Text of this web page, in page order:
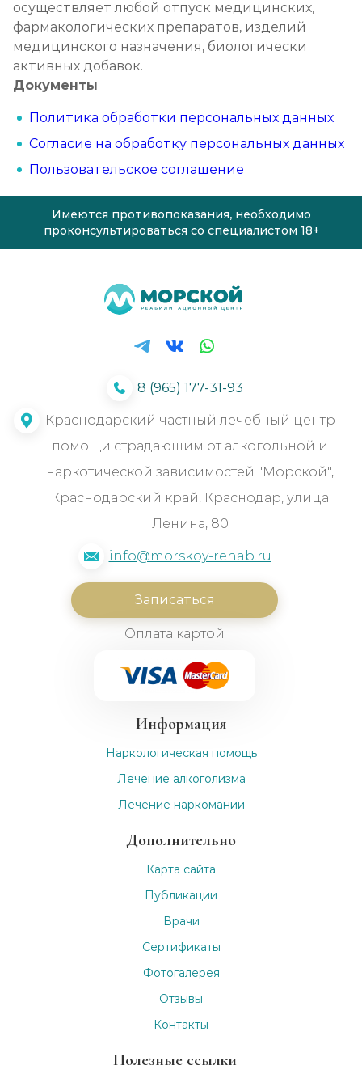
осуществляет любой отпуск медицинских,
фармакологических препаратов, изделий
медицинского назначения, биологически
активных добавок.
Документы
Политика обработки персональных данных
Согласие на обработку персональных данных
Пользовательское соглашение
Имеются противопоказания, необходимо
проконсультироваться со специалистом 18+
8 (965) 177-31-93
Краснодарский частный лечебный центр
помощи страдающим от алкогольной и
наркотической зависимостей "Морской",
Краснодарский край, Краснодар, улица
Ленина, 80
info@morskoy-rehab.ru
Записаться
Оплата картой
Информация
Наркологическая помощь
Лечение алкоголизма
Лечение наркомании
Дополнительно
Карта сайта
Публикации
Врачи
Сертификаты
Фотогалерея
Отзывы
Контакты
Полезные ссылки